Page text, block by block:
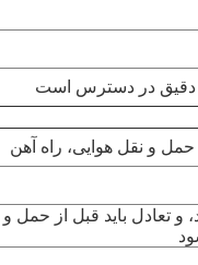
در دسترس است
و نقل هوایی، راه آهن
و تعادل باید قبل از حمل